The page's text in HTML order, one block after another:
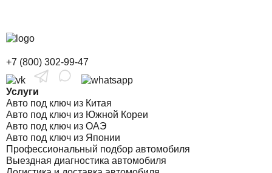
+7 (800) 302-99-47
Услуги
Авто под ключ из Китая
Авто под ключ из Южной Кореи
Авто под ключ из ОАЭ
Авто под ключ из Японии
Профессиональный подбор автомобиля
Выездная диагностика автомобиля